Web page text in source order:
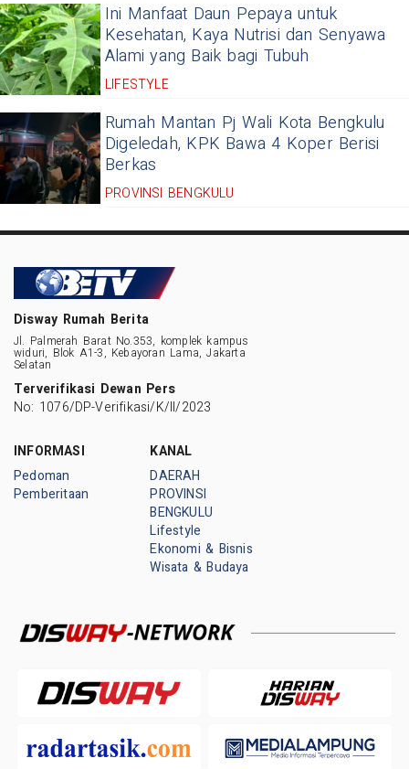
Ini Manfaat Daun Pepaya untuk
Kesehatan, Kaya Nutrisi dan Senyawa
Alami yang Baik bagi Tubuh
LIFESTYLE
Rumah Mantan Pj Wali Kota Bengkulu
Digeledah, KPK Bawa 4 Koper Berisi
Berkas
PROVINSI BENGKULU
Disway Rumah Berita
Jl. Palmerah Barat No.353, komplek kampus
widuri, Blok A1-3, Kebayoran Lama, Jakarta
Selatan
Terverifikasi Dewan Pers
No: 1076/DP-Verifikasi/K/II/2023
INFORMASI
Pedoman
Pemberitaan
KANAL
DAERAH
PROVINSI
BENGKULU
Lifestyle
Ekonomi & Bisnis
Wisata & Budaya